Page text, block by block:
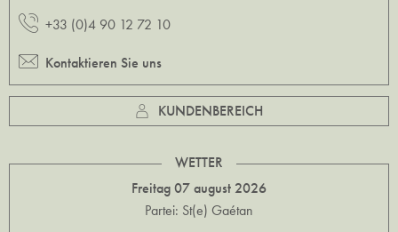
+33 (0)4 90 12 72 10
Kontaktieren Sie uns
KUNDENBEREICH
WETTER
Freitag 07 august 2026
Partei: St(e) Gaétan